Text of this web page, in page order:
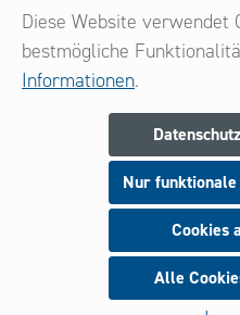
FOLGE UNS
Melden Sie sich jetzt
und seien Sie stets über
Diese Website verwendet
bestmögliche
Informationen.
Nur funktionale
Cookies
Alle